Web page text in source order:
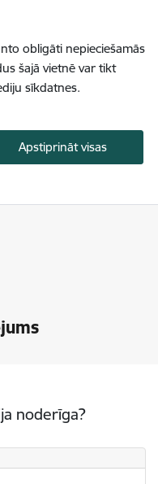
obligāti nepieciešamās
šajā vietnē var tikt
sīkdatnes.
Apstiprināt visas
noderīga?